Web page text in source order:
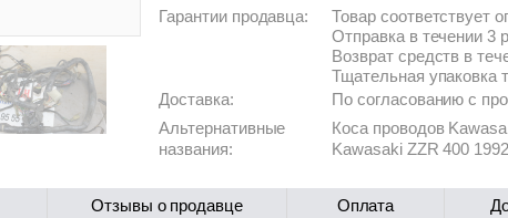
Гарантии продавца:
Товар соответствует
Отправка в течении 3
Возврат средств в
Тщательная упаковка
Доставка:
По согласованию с
Альтернативные
названия:
Коса проводов
Kawasaki ZZR 400
Отзывы о продавце Оплата